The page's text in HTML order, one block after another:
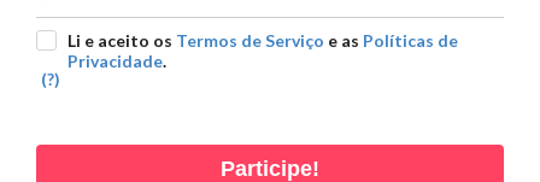
Li e aceito os Termos de Serviço e as Políticas de
Privacidade.
(?)
Participe!